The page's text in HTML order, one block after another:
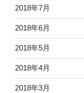
2018年7月
2018年6月
2018年5月
2018年4月
2018年3月